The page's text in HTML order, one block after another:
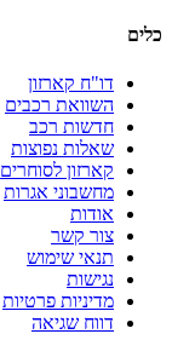
כלים
דו"ח קארזון
השוואת רכבים
חדשות רכב
שאלות נפוצות
קארזון לסוחרים
מחשבוני אגרות
אודות
צור קשר
תנאי שימוש
נגישות
מדיניות פרטיות
דווח שגיאה